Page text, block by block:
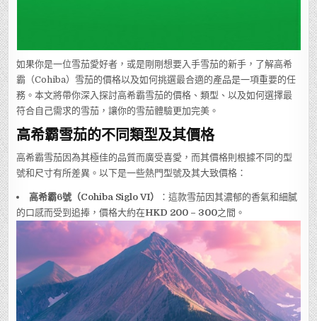
如果你是一位雪茄愛好者，或是剛剛想要入手雪茄的新手，了解高希
霸（Cohiba）雪茄的價格以及如何挑選最合適的產品是一項重要的任
務。本文將帶你深入探討高希霸雪茄的價格、類型、以及如何選擇最
符合自己需求的雪茄，讓你的雪茄體驗更加完美。
高希霸雪茄的不同類型及其價格
高希霸雪茄因為其極佳的品質而廣受喜愛，而其價格則根據不同的型
號和尺寸有所差異。以下是一些熱門型號及其大致價格：
高希霸6號（Cohiba Siglo VI）
：這款雪茄因其濃郁的香氣和細膩
的口感而受到追捧，價格大約在HKD 200 – 300之間。